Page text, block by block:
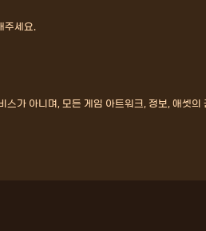
주세요.
스가 아니며, 모든 게임 아트워크, 정보, 애셋